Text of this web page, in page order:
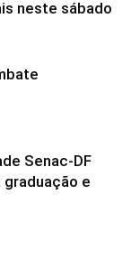
neste sábado
Senac-DF
e